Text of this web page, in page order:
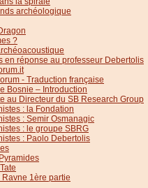
archéologique
?
en réponse au professeur Debertolis
- Traduction française
Bosnie – Introduction
au Directeur du SB Research Group
: la Fondation
: Semir Osmanagic
: le groupe SBRG
: Paolo Debertolis
1ère partie